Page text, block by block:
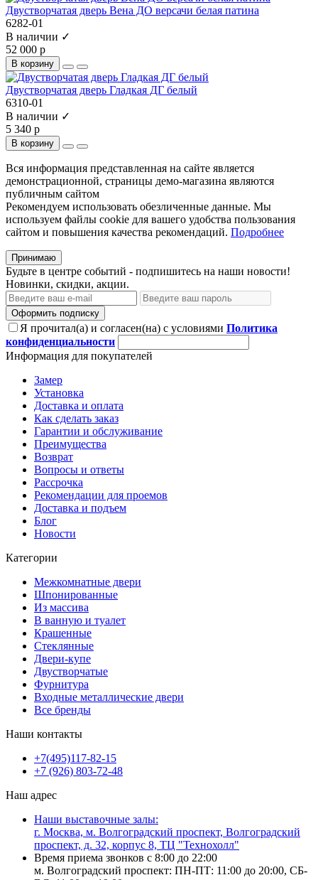
Двустворчатая дверь Вена ДО версачи белая патина
6282-01
В наличии ✓
52 000 р
В корзину
Двустворчатая дверь Гладкая ДГ белый
6310-01
В наличии ✓
5 340 р
В корзину
Вся информация представленная на сайте является
демонстрационной, страницы демо-магазина являются
публичным сайтом
Рекомендуем использовать обезличенные данные. Мы
используем файлы cookie для вашего удобства пользования
сайтом и повышения качества рекомендаций. Подробнее
Принимаю
Будьте в центре событий - подпишитесь на наши новости!
Новинки, скидки, акции.
Оформить подписку
Я прочитал(а) и согласен(на) с условиями Политика
конфиденциальности
Информация для покупателей
Замер
Установка
Доставка и оплата
Как сделать заказ
Гарантии и обслуживание
Преимущества
Возврат
Вопросы и ответы
Рассрочка
Рекомендации для проемов
Доставка и подъем
Блог
Новости
Категории
Межкомнатные двери
Шпонированные
Из массива
В ванную и туалет
Крашенные
Стеклянные
Двери-купе
Двустворчатые
Фурнитура
Входные металлические двери
Все бренды
Наши контакты
+7(495)117-82-15
+7 (926) 803-72-48
Наш адрес
Наши выставочные залы:
г. Москва, м. Волгоградский проспект, Волгоградский
проспект, д. 32, корпус 8, ТЦ "Технохолл"
Время приема звонков с 8:00 до 22:00
м. Волгоградский проспект: ПН-ПТ: 11:00 до 20:00, СБ-